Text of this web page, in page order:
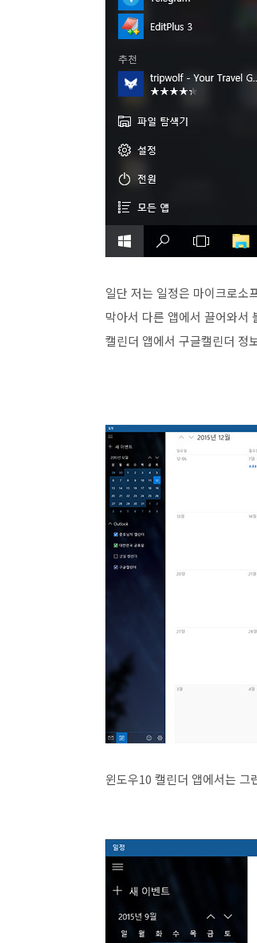
일단 저는 일정은 마이크로소
막아서 다른 앱에서 끌어와서
캘린더 앱에서 구글캘린더 정
윈도우10 캘린더 앱에서는 그